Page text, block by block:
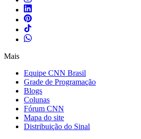
Mais
Equipe CNN Brasil
Grade de Programação
Blogs
Colunas
Fórum CNN
Mapa do site
Distribuição do Sinal